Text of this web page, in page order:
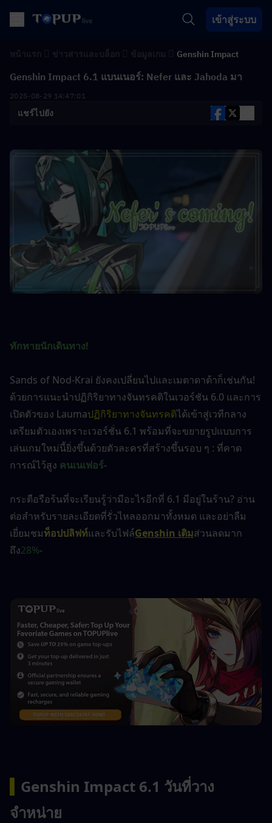
เข้าสู่ระบบ
Genshin Impact
Genshin Impact 6.1 แบนเนอร์: Nefer และ Jahoda มา
2025-08-29 14:47:01
แชร์ไปยัง
ทักทายนักเดินทาง!
Sands of Nod-Krai ยังคงเปลี่ยนไปและเมตาดาต้าก็เช่นกัน!
ด้วยการแนะนำปฏิกิริยาทางจันทรคติในเวอร์ชัน 6.0 และการ
เปิดตัวของ Laumaปฏิกิริยาทางจันทรคติได้เข้าสู่เวทีกลาง
เตรียมตัวเองเพราะเวอร์ชั่น 6.1 พร้อมที่จะขยายรูปแบบการ
เล่นเกมใหม่นี้ยิ่งขึ้นด้วยตัวละครที่สร้างขึ้นรอบ ๆ : ที่คาด
การณ์ไว้สูง คนเนเฟอร์-
กระตือรือร้นที่จะเรียนรู้ว่ามีอะไรอีกที่ 6.1 มีอยู่ในร้าน? อ่าน
ต่อสำหรับรายละเอียดที่รั่วไหลออกมาทั้งหมด และอย่าลืม
เยี่ยมชมท็อปปลิฟท์และรับไฟล์Genshin เติมส่วนลดมาก
ถึง28%-
Genshin Impact 6.1 วันที่วาง
จำหน่าย